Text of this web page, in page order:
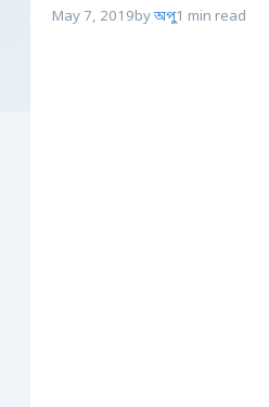
May 7, 2019byঅপু1 min read